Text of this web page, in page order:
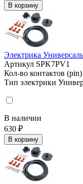
В корзину
Электрика
Артикул SPK7PV1
Кол-во контактов (pin)
Тип электрики
В наличии
630 ₽
В корзину